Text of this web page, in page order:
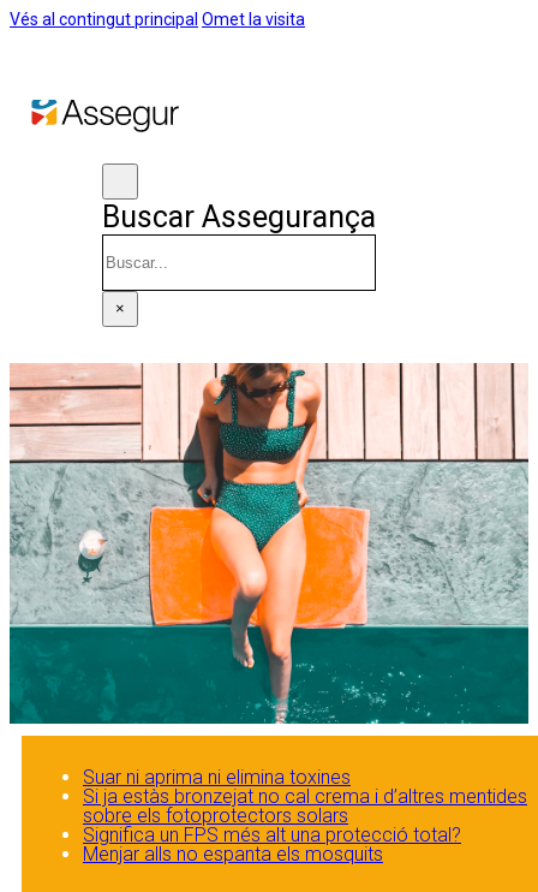
Vés al contingut principal Omet la visita
Buscar Assegurança
×
Suar ni aprima ni elimina toxines
Si ja estàs bronzejat no cal crema i d’altres mentides
sobre els fotoprotectors solars
Significa un FPS més alt una protecció total?
Menjar alls no espanta els mosquits